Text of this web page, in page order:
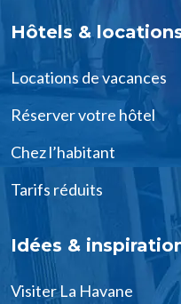
Hôtels &
Locations de vacances
Réserver votre hôtel
Chez l’habitant
Tarifs réduits
Idées &
Visiter La Havane